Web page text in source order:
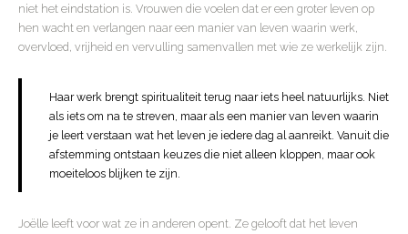
niet het eindstation is. Vrouwen die voelen dat er een groter leven op
hen wacht en verlangen naar een manier van leven waarin werk,
overvloed, vrijheid en vervulling samenvallen met wie ze werkelijk zijn.
Haar werk brengt spiritualiteit terug naar iets heel natuurlijks. Niet
als iets om na te streven, maar als een manier van leven waarin
je leert verstaan wat het leven je iedere dag al aanreikt. Vanuit die
afstemming ontstaan keuzes die niet alleen kloppen, maar ook
moeiteloos blijken te zijn.
Joëlle leeft voor wat ze in anderen opent. Ze gelooft dat het leven